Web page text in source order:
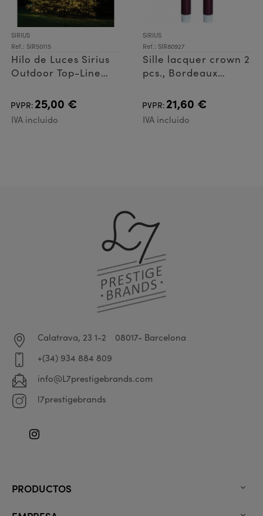
SIRIUS
Ref.: SIR50115
Hilo de Luces Sirius
Outdoor Top-Line
PVPR: 25,00 €
IVA incluido
SIRIUS
Ref.: SIR80927
Sille lacquer crown 2
pcs., Bordeaux
PVPR: 21,60 €
IVA incluido
Calatrava, 23 1-2
08017- Barcelona
+(34) 934 884 809
info@L7prestigebrands.com
l7prestigebrands
Instagram
PRODUCTOS 